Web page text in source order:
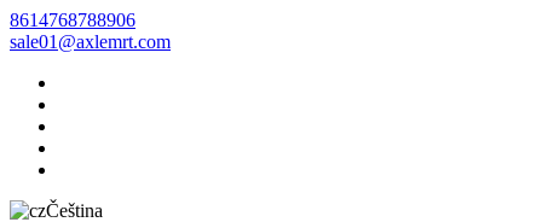
8614768788906
sale01@axlemrt.com
Čeština